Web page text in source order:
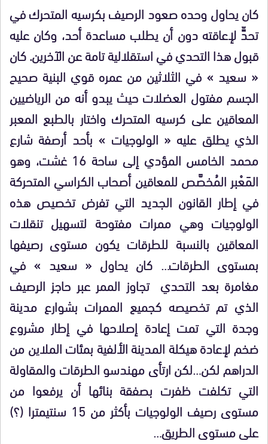
كان يحاول وحده صعود الرصيف بكرسيه المتحرك في
تحدٍّ لإعاقته دون أن يطلب مساعدة أحد، وكان عليه
قبول هذا التحدي في استقلالية تامة عن الآخرين. كان
« سعيد » في الثلاثين من عمره قوي البنية صحيح
الجسم مفتول العضلات حيث يبدو أنه من الرياضيين
المعاقين على كرسيه المتحرك واختار بالطبع المعبر
الذي يطلق عليه « الولوجيات » بأحد أرصفة شارع
محمد الخامس المؤدي إلى ساحة 16 غشت، وهو
المَعْبر المُخصَّص للمعاقين أصحاب الكراسي المتحركة
في إطار القانون الجديد التي تفرض تخصيص هذه
الولوجيات وهي ممرات مفتوحة لتسهيل تنقلات
المعاقين بالنسبة للطرقات يكون مستوى رصيفها
بمستوى الطرقات… كان يحاول « سعيد » في
مغامرة بعد التحدي تجاوز الممر عبر حاجز الرصيف
الذي تم تخصيصه كجميع الممرات بشوارع مدينة
وجدة التي تمت إعادة إصلاحها في إطار مشروع
ضخم لإعادة هيكلة المدينة الألفية بمئات الملاين من
الدراهم لكن…لكن ارتأى مهندسو الطرقات والمقاولة
التي تكلفت ظفرت بصفقة بنائها أن يرفعوا من
مستوى رصيف الولوجيات بأكثر من 15 سنتيمترا (؟)
على مستوى الطريق…